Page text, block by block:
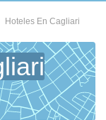
Hoteles En Cagliari